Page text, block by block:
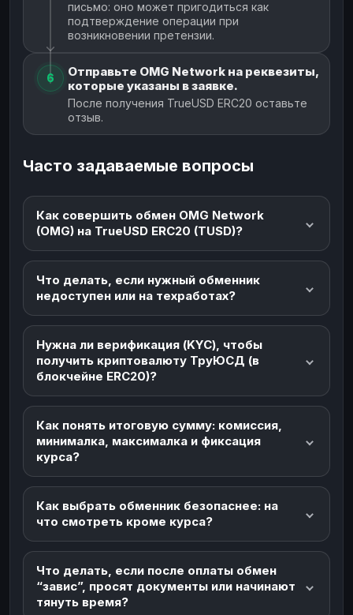
письмо: оно может пригодиться как
подтверждение операции при
возникновении претензии.
6
Отправьте OMG Network на реквезиты,
которые указаны в заявке.
После получения TrueUSD ERC20 оставьте
отзыв.
Часто задаваемые вопросы
Как совершить обмен OMG Network
(OMG) на TrueUSD ERC20 (TUSD)?
Что делать, если нужный обменник
недоступен или на техработах?
Нужна ли верификация (KYC), чтобы
получить криптовалюту ТруЮСД (в
блокчейне ERC20)?
Как понять итоговую сумму: комиссия,
минималка, максималка и фиксация
курса?
Как выбрать обменник безопаснее: на
что смотреть кроме курса?
Что делать, если после оплаты обмен
“завис”, просят документы или начинают
тянуть время?